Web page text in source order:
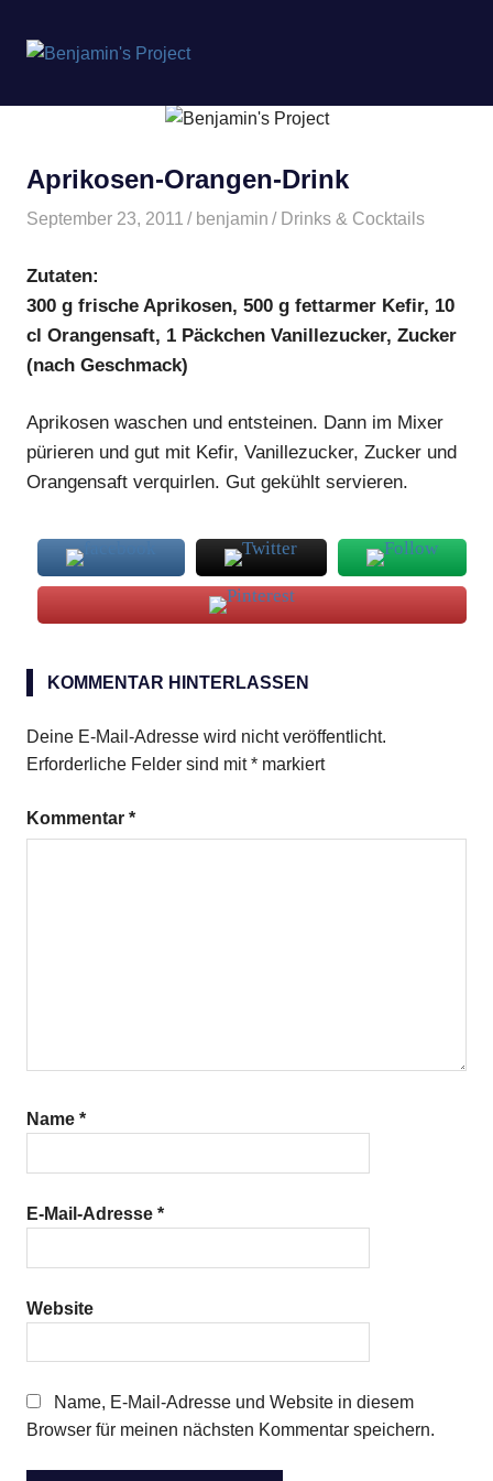
springen
Project
Aprikosen-Orangen-Drink
September 23, 2011 benjamin Drinks & Cocktails
Zutaten:
300 g frische Aprikosen, 500 g fettarmer Kefir, 10
cl Orangensaft, 1 Päckchen Vanillezucker, Zucker
(nach Geschmack)
Aprikosen waschen und entsteinen. Dann im Mixer
pürieren und gut mit Kefir, Vanillezucker, Zucker und
Orangensaft verquirlen. Gut gekühlt servieren.
Drink
Orangen
KOMMENTAR HINTERLASSEN
Deine E-Mail-Adresse wird nicht veröffentlicht.
Erforderliche Felder sind mit* markiert
Kommentar *
Name *
E-Mail-Adresse *
Website
Name, E-Mail-Adresse und Website in diesem
Browser für meinen nächsten Kommentar speichern.